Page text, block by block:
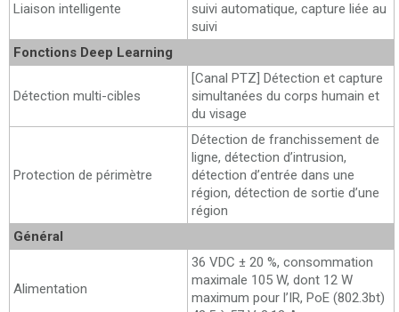
Liaison intelligente
suivi automatique, capture liée au
suivi
Fonctions Deep Learning
Détection multi-cibles
[Canal PTZ] Détection et capture
simultanées du corps humain et
du visage
Protection de périmètre
Détection de franchissement de
ligne, détection d’intrusion,
détection d’entrée dans une
région, détection de sortie d’une
région
Général
Alimentation
36 VDC ± 20 %, consommation
maximale 105 W, dont 12 W
maximum pour l’IR, PoE (802.3bt)